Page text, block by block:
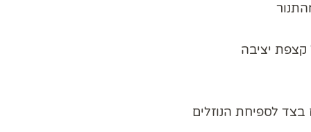
קצפת יציבה
לספיחת הנוזלים